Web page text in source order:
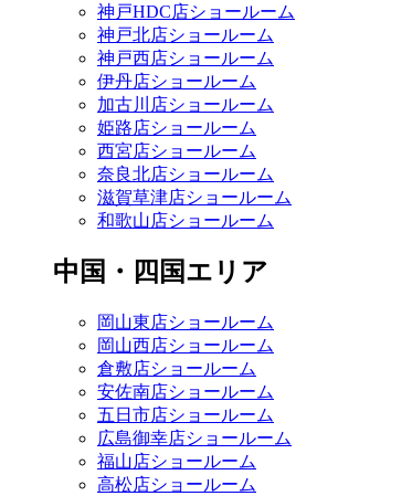
神戸HDC店ショールーム
神戸北店ショールーム
神戸西店ショールーム
伊丹店ショールーム
加古川店ショールーム
姫路店ショールーム
西宮店ショールーム
奈良北店ショールーム
滋賀草津店ショールーム
和歌山店ショールーム
中国・四国エリア
岡山東店ショールーム
岡山西店ショールーム
倉敷店ショールーム
安佐南店ショールーム
五日市店ショールーム
広島御幸店ショールーム
福山店ショールーム
高松店ショールーム